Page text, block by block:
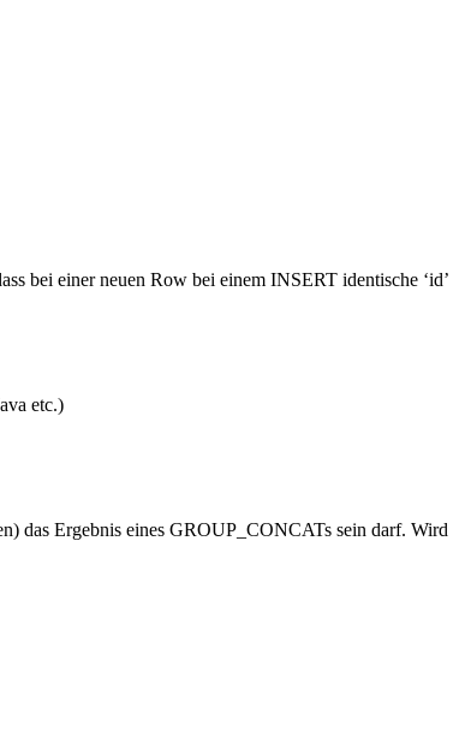
bei einer neuen Row bei einem INSERT identische ‘id’
etc.)
das Ergebnis eines GROUP_CONCATs sein darf. Wird